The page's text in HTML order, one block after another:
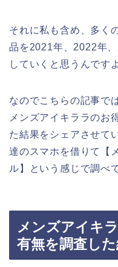
それに私も含め、多く
品を2021年、2022年
していくと思うんです
なのでこちらの記事で
メンズアイキララのお
た結果をシェアさせて
達のスマホを借りて【
ル】という感じで調べ
メンズアイキ
有無を調査した